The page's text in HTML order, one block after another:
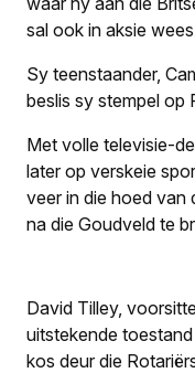
sal ook in aksie
Sy teenstaander,
beslis sy stempel op
Met volle televisie-
later op verskeie
veer in die hoed van
na die Goudveld te
David Tilley,
uitstekende
kos deur die